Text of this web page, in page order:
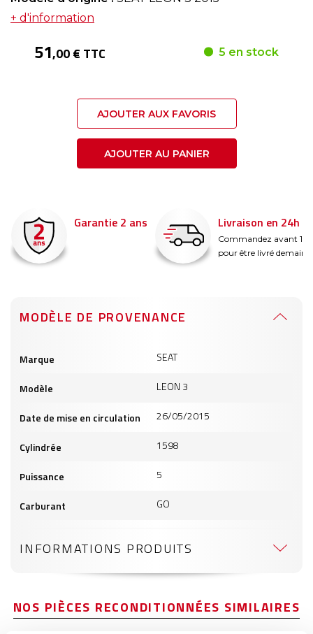
+ d'information
51,00 € TTC 5 en stock
AJOUTER AUX FAVORIS
AJOUTER AU PANIER
Garantie 2 ans Livraison en 24h
Commandez avant 14h
pour être livré demain !
MODÈLE DE PROVENANCE
produits
Marque SEAT
Modèle LEON 3
Date de mise en circulation 26/05/2015
Cylindrée 1598
Puissance 5
Carburant GO
INFORMATIONS PRODUITS
NOS PIÈCES RECONDITIONNÉES SIMILAIRES